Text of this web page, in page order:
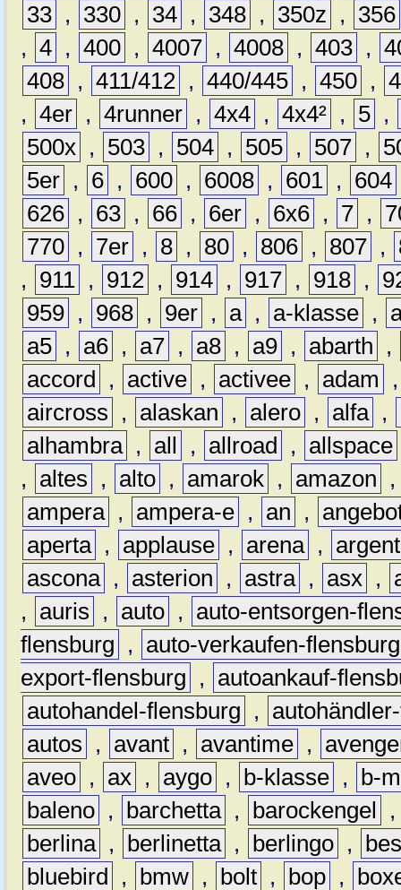
33 , 330 , 34 , 348 , 350z ,
356
, 4 , 400 , 4007 , 4008 , 403 ,
408 , 411/412 , 440/445 , 450 ,
, 4er , 4runner , 4x4 , 4x4² , 5 ,
500x , 503 , 504 , 505 , 507 ,
5er , 6 , 600 , 6008 , 601 , 604
626 , 63 , 66 , 6er , 6x6 , 7 ,
770 , 7er , 8 , 80 , 806 , 807 ,
,
911 , 912 , 914 , 917 , 918 ,
959 , 968 , 9er , a , a-klasse ,
a5 , a6 , a7 , a8 , a9 , abarth
,
accord
, active , activee , adam
aircross
, alaskan , alero , alfa ,
alhambra , all , allroad , allspace
,
altes , alto , amarok , amazon
ampera , ampera-e , an ,
aperta , applause , arena ,
ascona , asterion , astra , asx ,
,
auris , auto ,
auto-entsorgen-
flensburg
,
auto-verkaufen-flensburg
export-flensburg
,
autoankauf-
autohandel-flensburg
,
autos
, avant , avantime ,
aveo , ax , aygo , b-klasse ,
b-
baleno , barchetta , barockengel
berlina , berlinetta , berlingo ,
bluebird
, bmw , bolt , bop ,